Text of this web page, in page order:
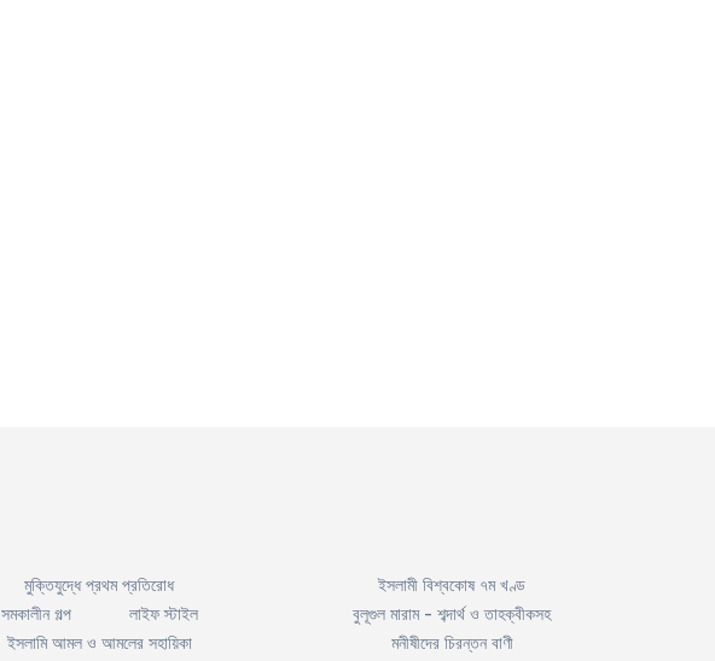
মুক্তিযুদ্ধে প্রথম প্রতিরোধ
সমকালীন গল্প
লাইফ স্টাইল
ইসলামি আমল ও আমলের সহায়িকা
ইসলামী বিশ্বকোষ ৭ম খণ্ড
বুলূগুল মারাম - শব্দার্থ ও তাহক্বীকসহ
মনীষীদের চিরন্তন বাণী